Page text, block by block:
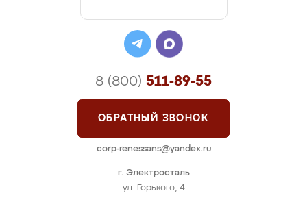
г. Электросталь
ул. Горького, 4
8 (800) 511-89-55
ОБРАТНЫЙ ЗВОНОК
corp-renessans@yandex.ru